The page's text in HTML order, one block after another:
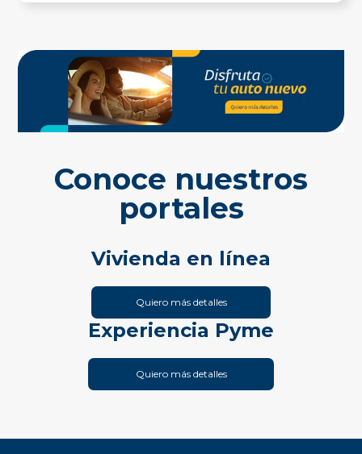
Conoce nuestros
portales
Vivienda en línea
Quiero más detalles
Experiencia Pyme
Quiero más detalles